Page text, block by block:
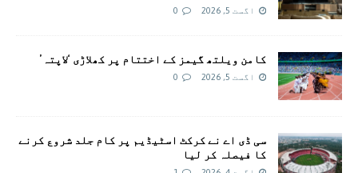
اگست 5, 2026 0
کامن ویلتھ گیمز کے اختتام پر کھلاڑی ‘لاپتہ’
اگست 5, 2026 0
سی ڈی اے نے کرکٹ اسٹیڈیم پر کام جلد شروع کرنے
کا فیصلہ کر لیا